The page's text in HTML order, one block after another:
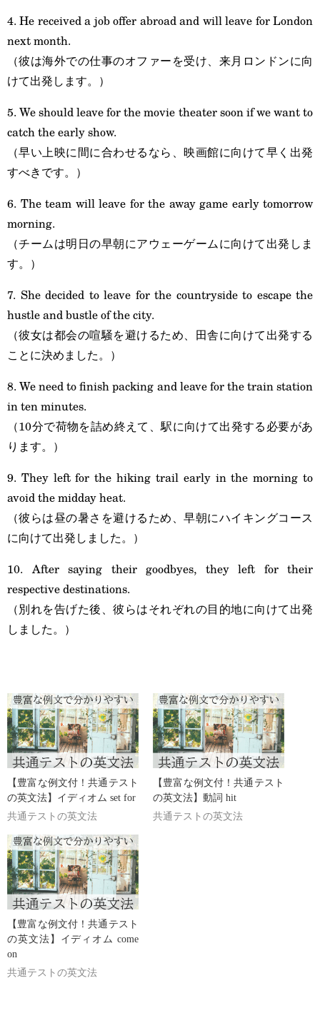
4. He received a job offer abroad and will leave for London
next month.
（彼は海外での仕事のオファーを受け、来月ロンドンに向
けて出発します。）
5. We should leave for the movie theater soon if we want to
catch the early show.
（早い上映に間に合わせるなら、映画館に向けて早く出発
すべきです。）
6. The team will leave for the away game early tomorrow
morning.
（チームは明日の早朝にアウェーゲームに向けて出発しま
す。）
7. She decided to leave for the countryside to escape the
hustle and bustle of the city.
（彼女は都会の喧騒を避けるため、田舎に向けて出発する
ことに決めました。）
8. We need to finish packing and leave for the train station
in ten minutes.
（10分で荷物を詰め終えて、駅に向けて出発する必要があ
ります。）
9. They left for the hiking trail early in the morning to
avoid the midday heat.
（彼らは昼の暑さを避けるため、早朝にハイキングコース
に向けて出発しました。）
10. After saying their goodbyes, they left for their
respective destinations.
（別れを告げた後、彼らはそれぞれの目的地に向けて出発
しました。）
【豊富な例文付！共通テスト
の英文法】イディオム set for
共通テストの英文法
【豊富な例文付！共通テスト
の英文法】動詞 hit
共通テストの英文法
【豊富な例文付！共通テスト
の英文法】イディオム come
on
共通テストの英文法